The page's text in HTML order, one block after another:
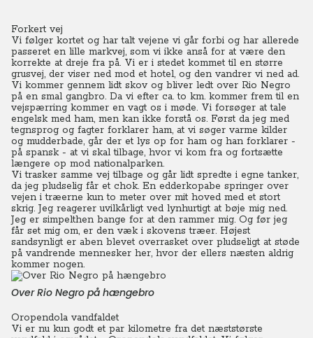
Forkert vej
Vi følger kortet og har talt vejene vi går forbi og har allerede
passeret en lille markvej, som vi ikke anså for at være den
korrekte at dreje fra på. Vi er i stedet kommet til en større
grusvej, der viser ned mod et hotel, og den vandrer vi ned ad.
Vi kommer gennem lidt skov og bliver ledt over Rio Negro
på en smal gangbro. Da vi efter ca. to km. kommer frem til en
vejspærring kommer en vagt os i møde. Vi forsøger at tale
engelsk med ham, men kan ikke forstå os. Først da jeg med
tegnsprog og fagter forklarer ham, at vi søger varme kilder
og mudderbade, går der et lys op for ham og han forklarer -
på spansk - at vi skal tilbage, hvor vi kom fra og fortsætte
længere op mod nationalparken.
Vi trasker samme vej tilbage og går lidt spredte i egne tanker,
da jeg pludselig får et chok. En edderkopabe springer over
vejen i træerne kun to meter over mit hoved med et stort
skrig. Jeg reagerer uvilkårligt ved lynhurtigt at bøje mig ned.
Jeg er simpelthen bange for at den rammer mig. Og før jeg
får set mig om, er den væk i skovens træer. Højest
sandsynligt er aben blevet overrasket over pludseligt at støde
på vandrende mennesker her, hvor der ellers næsten aldrig
kommer nogen.
Over Rio Negro på hængebro
Oropendola vandfaldet
Vi er nu kun godt et par kilometre fra det næststørste